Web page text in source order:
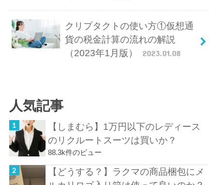
クリプタクトの使い方①仮想通
貨の税金計算の流れの解説
（2023年1月版）
2023.01.08
人気記事
【しまむら】1万円以下のレディース
のリクルートスーツは買いか？
88.3k件のビュー
【どうする？】ラクマの商品梱包にメ